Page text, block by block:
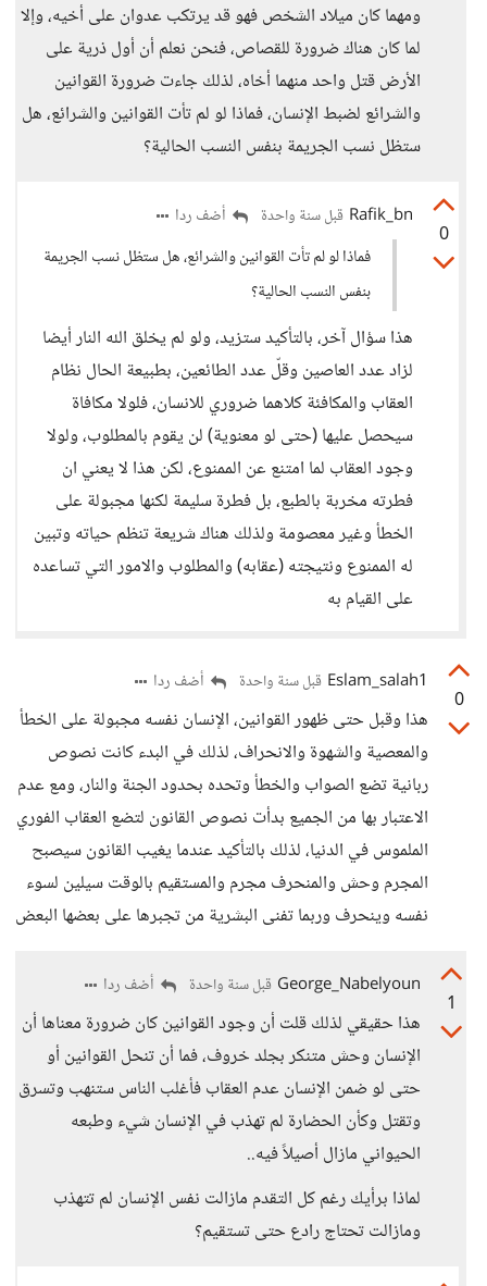
ومهما كان ميلاد الشخص فهو قد يرتكب عدوان على أخيه، وإلا
لما كان هناك ضرورة للقصاص، فنحن نعلم أن أول ذرية على
الأرض قتل واحد منهما أخاه، لذلك جاءت ضرورة القوانين
والشرائع لضبط الإنسان، فماذا لو لم تأت القوانين والشرائع، هل
ستظل نسب الجريمة بنفس النسب الحالية؟
0
Rafik_bn قبل سنة واحدة
أضف ردا
فماذا لو لم تأت القوانين والشرائع، هل ستظل نسب الجريمة
بنفس النسب الحالية؟
هذا سؤال آخر، بالتأكيد ستزيد، ولو لم يخلق الله النار أيضا
لزاد عدد العاصين وقلّ عدد الطائعين، بطبيعة الحال نظام
العقاب والمكافئة كلاهما ضروري للانسان، فلولا مكافاة
سيحصل عليها (حتى لو معنوية) لن يقوم بالمطلوب، ولولا
وجود العقاب لما امتنع عن الممنوع، لكن هذا لا يعني ان
فطرته مخربة بالطبع، بل فطرة سليمة لكنها مجبولة على
الخطأ وغير معصومة ولذلك هناك شريعة تنظم حياته وتبين
له الممنوع ونتيجته (عقابه) والمطلوب والامور التي تساعده
على القيام به
0
Eslam_salah1 قبل سنة واحدة أضف ردا
هذا وقبل حتى ظهور القوانين، الإنسان نفسه مجبولة على الخطأ
والمعصية والشهوة والانحراف، لذلك في البدء كانت نصوص
ربانية تضع الصواب والخطأ وتحده بحدود الجنة والنار، ومع عدم
الاعتبار بها من الجميع بدأت نصوص القانون لتضع العقاب الفوري
الملموس في الدنيا، لذلك بالتأكيد عندما يغيب القانون سيصبح
المجرم وحش والمنحرف مجرم والمستقيم بالوقت سيلين لسوء
نفسه وينحرف وربما تفنى البشرية من تجبرها على بعضها البعض
1
George_Nabelyoun قبل سنة واحدة أضف ردا
هذا حقيقي لذلك قلت أن وجود القوانين كان ضرورة معناها أن
الإنسان وحش متنكر بجلد خروف، فما أن تنحل القوانين أو
حتى لو ضمن الإنسان عدم العقاب فأغلب الناس ستنهب وتسرق
وتقتل وكأن الحضارة لم تهذب في الإنسان شيء وطبعه
الحيواني مازال أصيلاً فيه..
لماذا برأيك رغم كل التقدم مازالت نفس الإنسان لم تتهذب
ومازالت تحتاج رادع حتى تستقيم؟